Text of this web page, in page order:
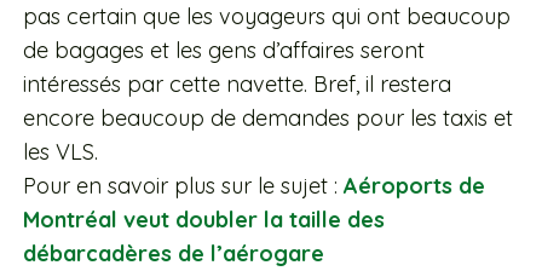
pas certain que les voyageurs qui ont beaucoup
de bagages et les gens d’affaires seront
intéressés par cette navette. Bref, il restera
encore beaucoup de demandes pour les taxis et
les VLS.
Pour en savoir plus sur le sujet : Aéroports de
Montréal veut doubler la taille des
débarcadères de l’aérogare